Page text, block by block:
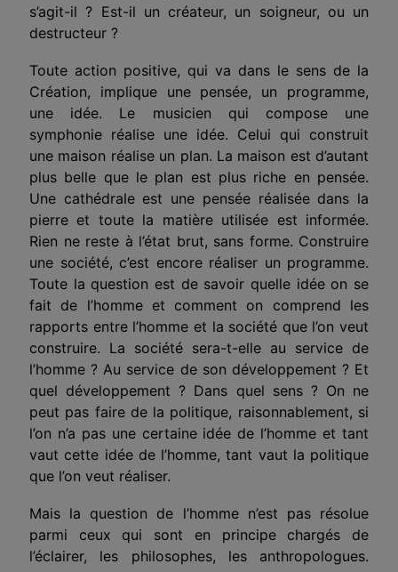
s’agit-il ? Est-il un créateur, un soigneur, ou un
destructeur ?
Toute action positive, qui va dans le sens de la
Création, implique une pensée, un programme,
une idée. Le musicien qui compose une
symphonie réalise une idée. Celui qui construit
une maison réalise un plan. La maison est d’autant
plus belle que le plan est plus riche en pensée.
Une cathédrale est une pensée réalisée dans la
pierre et toute la matière utilisée est informée.
Rien ne reste à l’état brut, sans forme. Construire
une société, c’est encore réaliser un programme.
Toute la question est de savoir quelle idée on se
fait de l’homme et comment on comprend les
rapports entre l’homme et la société que l’on veut
construire. La société sera-t-elle au service de
l’homme ? Au service de son développement ? Et
quel développement ? Dans quel sens ? On ne
peut pas faire de la politique, raisonnablement, si
l’on n’a pas une certaine idée de l’homme et tant
vaut cette idée de l’homme, tant vaut la politique
que l’on veut réaliser.
Mais la question de l’homme n’est pas résolue
parmi ceux qui sont en principe chargés de
l’éclairer, les philosophes, les anthropologues.